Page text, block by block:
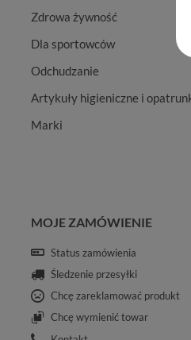
Zdrowa żywność
Dla sportowców
Odchudzanie
Artykuły higieniczne i
Marki
MOJE ZAMÓWIENIE
Status zamówienia
Śledzenie przesyłki
Chcę zareklamować produkt
Chcę wymienić towar